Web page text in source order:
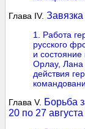
Глава IV.
1. Работа
русского
и
Орлау, Лана
действия
Глава V. Борьба
20 по 27 августа